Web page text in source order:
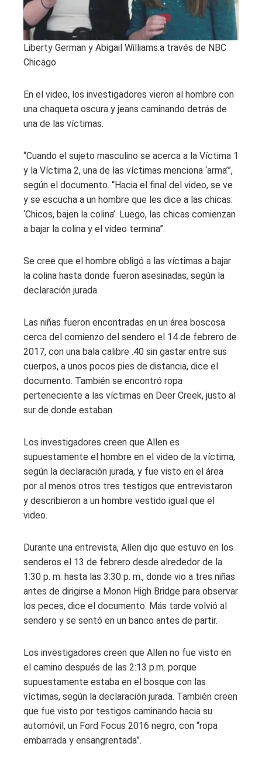
Liberty German y Abigail Williams.a través de NBC
Chicago
En el video, los investigadores vieron al hombre con
una chaqueta oscura y jeans caminando detrás de
una de las víctimas.
“Cuando el sujeto masculino se acerca a la Víctima 1
y la Víctima 2, una de las víctimas menciona ‘arma’”,
según el documento. “Hacia el final del video, se ve
y se escucha a un hombre que les dice a las chicas:
‘Chicos, bajen la colina’. Luego, las chicas comienzan
a bajar la colina y el video termina”.
Se cree que el hombre obligó a las víctimas a bajar
la colina hasta donde fueron asesinadas, según la
declaración jurada.
Las niñas fueron encontradas en un área boscosa
cerca del comienzo del sendero el 14 de febrero de
2017, con una bala calibre .40 sin gastar entre sus
cuerpos, a unos pocos pies de distancia, dice el
documento. También se encontró ropa
perteneciente a las víctimas en Deer Creek, justo al
sur de donde estaban.
Los investigadores creen que Allen es
supuestamente el hombre en el video de la víctima,
según la declaración jurada, y fue visto en el área
por al menos otros tres testigos que entrevistaron
y describieron a un hombre vestido igual que el
video.
Durante una entrevista, Allen dijo que estuvo en los
senderos el 13 de febrero desde alrededor de la
1:30 p. m. hasta las 3:30 p. m., donde vio a tres niñas
antes de dirigirse a Monon High Bridge para observar
los peces, dice el documento. Más tarde volvió al
sendero y se sentó en un banco antes de partir.
Los investigadores creen que Allen no fue visto en
el camino después de las 2:13 p.m. porque
supuestamente estaba en el bosque con las
víctimas, según la declaración jurada. También creen
que fue visto por testigos caminando hacia su
automóvil, un Ford Focus 2016 negro, con “ropa
embarrada y ensangrentada”.